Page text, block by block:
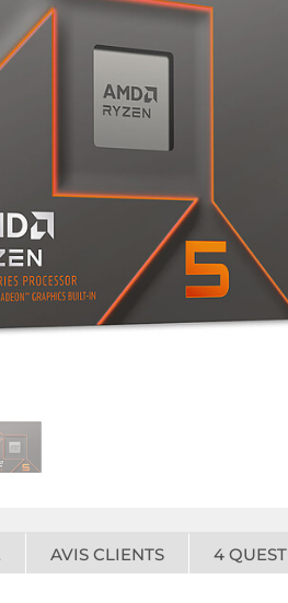
AVIS CLIENTS 4